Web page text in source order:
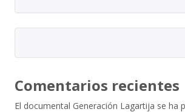
Comentarios recientes
El documental Generación Lagartija se ha